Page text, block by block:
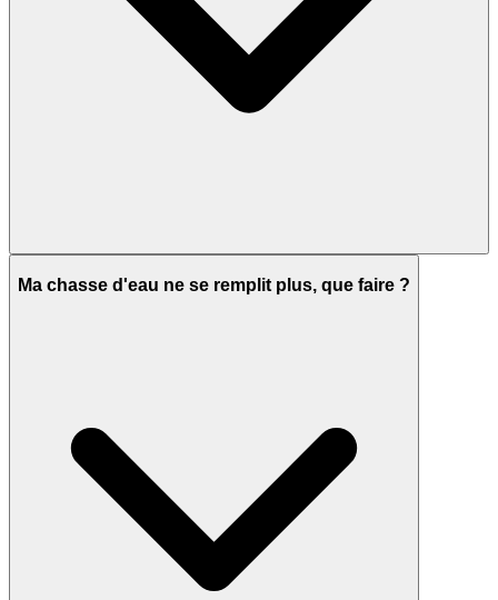
Ma chasse d'eau ne se remplit plus, que faire ?